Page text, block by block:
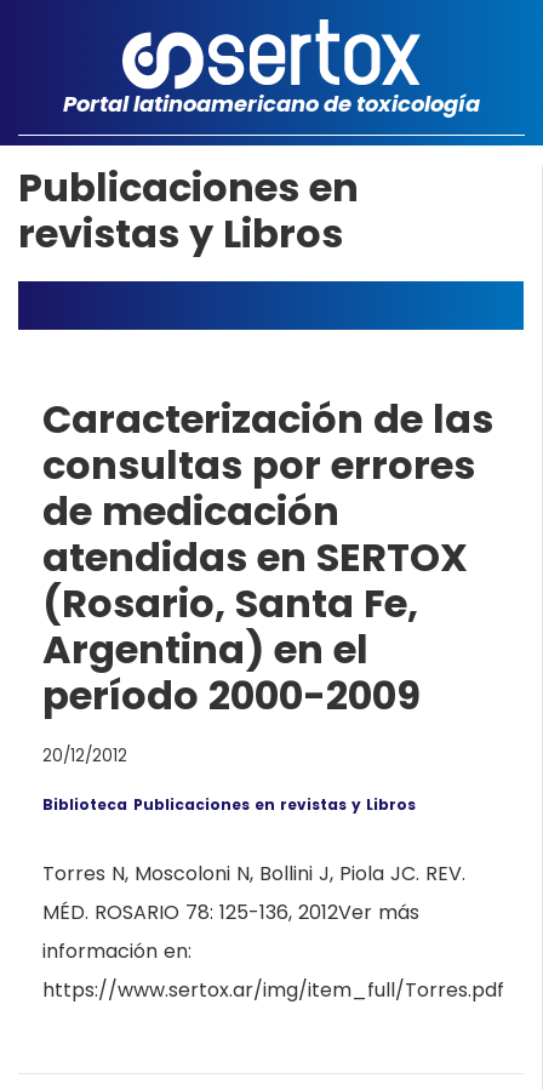
Portal latinoamericano de toxicología
Publicaciones en
revistas y Libros
Caracterización de las
consultas por errores
de medicación
atendidas en SERTOX
(Rosario, Santa Fe,
Argentina) en el
período 2000-2009
20/12/2012
Biblioteca Publicaciones en revistas y Libros
Torres N, Moscoloni N, Bollini J, Piola JC. REV.
MÉD. ROSARIO 78: 125-136, 2012Ver más
información en:
https://www.sertox.ar/img/item_full/Torres.pdf